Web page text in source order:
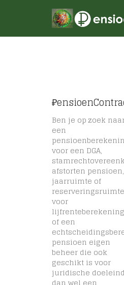
Ben je op zoek
een
voor een DGA,
afstorten pensioen,
jaarruimte of
reserveringsruimte
voor
of een
pensioen eigen
beheer die ook
geschikt is voor
juridische